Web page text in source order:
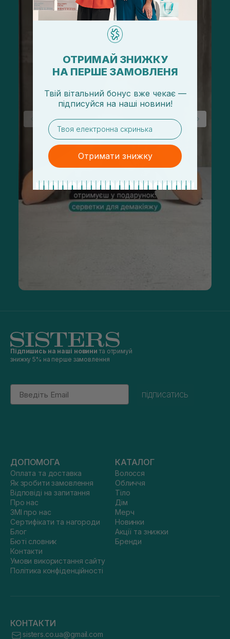
Підпишись на наші новини та отримуй
знижку 5% на перше замовлення
Email
підписатись
ДОПОМОГА
Оплата та доставка
Як зробити замовлення
Відповіді на запитання
Про нас
ЗМІ про нас
Сертифікати та нагороди
Блог
Бюті словник
Контакти
Умови використання сайту
Політика конфіденційності
КАТАЛОГ
Волосся
Обличчя
Тіло
Дім
Мерч
Новинки
Акції та знижки
Бренди
КОНТАКТИ
sisters.co.ua@gmail.com
ОТРИМАЙ ЗНИЖКУ
НА ПЕРШЕ ЗАМОВЛЕНЯ
Твій вітальний бонус вже чекає —
підписуйся на наші новини!
email
Отримати знижку